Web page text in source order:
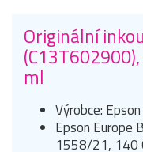
Originální
ml
Výrobce: Epson
Epson Europe
1558/21, 140